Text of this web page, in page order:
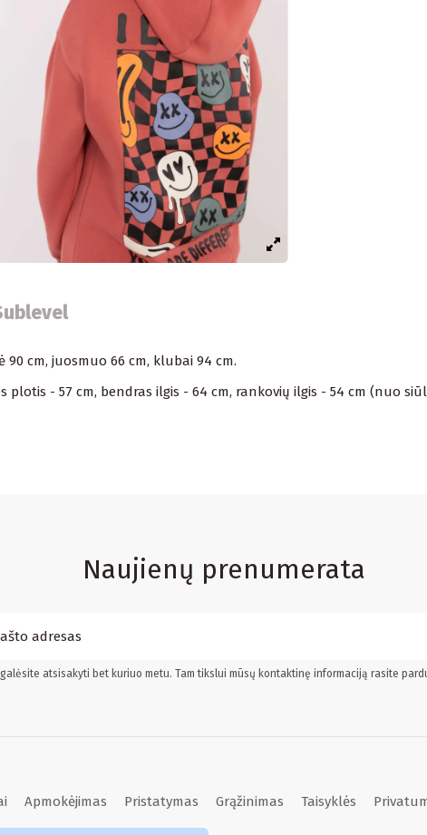
90 cm, juosmuo 66 cm, klubai 94 cm.
- 57 cm, bendras ilgis - 64 cm, rankovių ilgis - 54 cm (nuo
Naujienų prenumerata
atsisakyti bet kuriuo metu. Tam tikslui mūsų kontaktinę informaciją rasite
Apmokėjimas Pristatymas Grąžinimas Taisyklės